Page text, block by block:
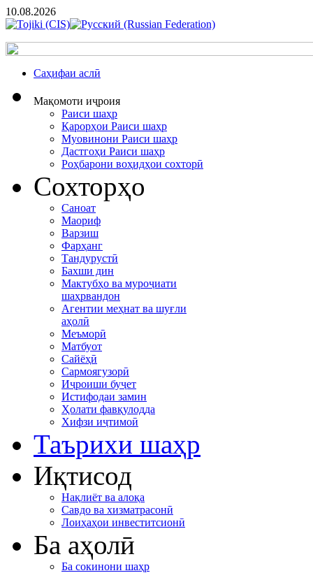
10.08.2026
Cаҳифаи аслӣ
Мақомоти иҷроия
Раиси шаҳр
Қарорҳои Раиси шаҳр
Муовинони Раиси шаҳр
Дастгоҳи Раиси шаҳр
Роҳбарони воҳидҳои сохторӣ
Сохторҳо
Саноат
Маориф
Варзиш
Фарҳанг
Тандурустӣ
Бахши дин
Мактубҳо ва муроҷиати
шаҳрвандон
Агентии меҳнат ва шуғли
аҳолӣ
Меъморӣ
Матбуот
Сайёҳӣ
Сармоягузорӣ
Иҷроиши буҷет
Истифодаи замин
Ҳолати фавқулодда
Хифзи иҷтимоӣ
Таърихи шаҳр
Иқтисод
Нақлиёт ва алоқа
Савдо ва хизматрасонӣ
Лоиҳаҳои инвеститсионӣ
Ба аҳолӣ
Ба сокинони шаҳр